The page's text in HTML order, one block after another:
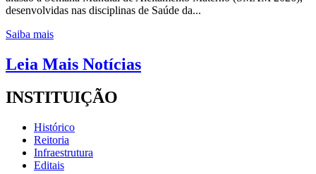
desenvolvidas nas disciplinas de Saúde da...
Saiba mais
Leia Mais Notícias
INSTITUIÇÃO
Histórico
Reitoria
Infraestrutura
Editais